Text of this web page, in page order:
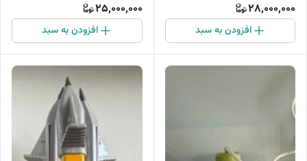
28,000,000
افزودن به سبد
25,000,000
افزودن به سبد